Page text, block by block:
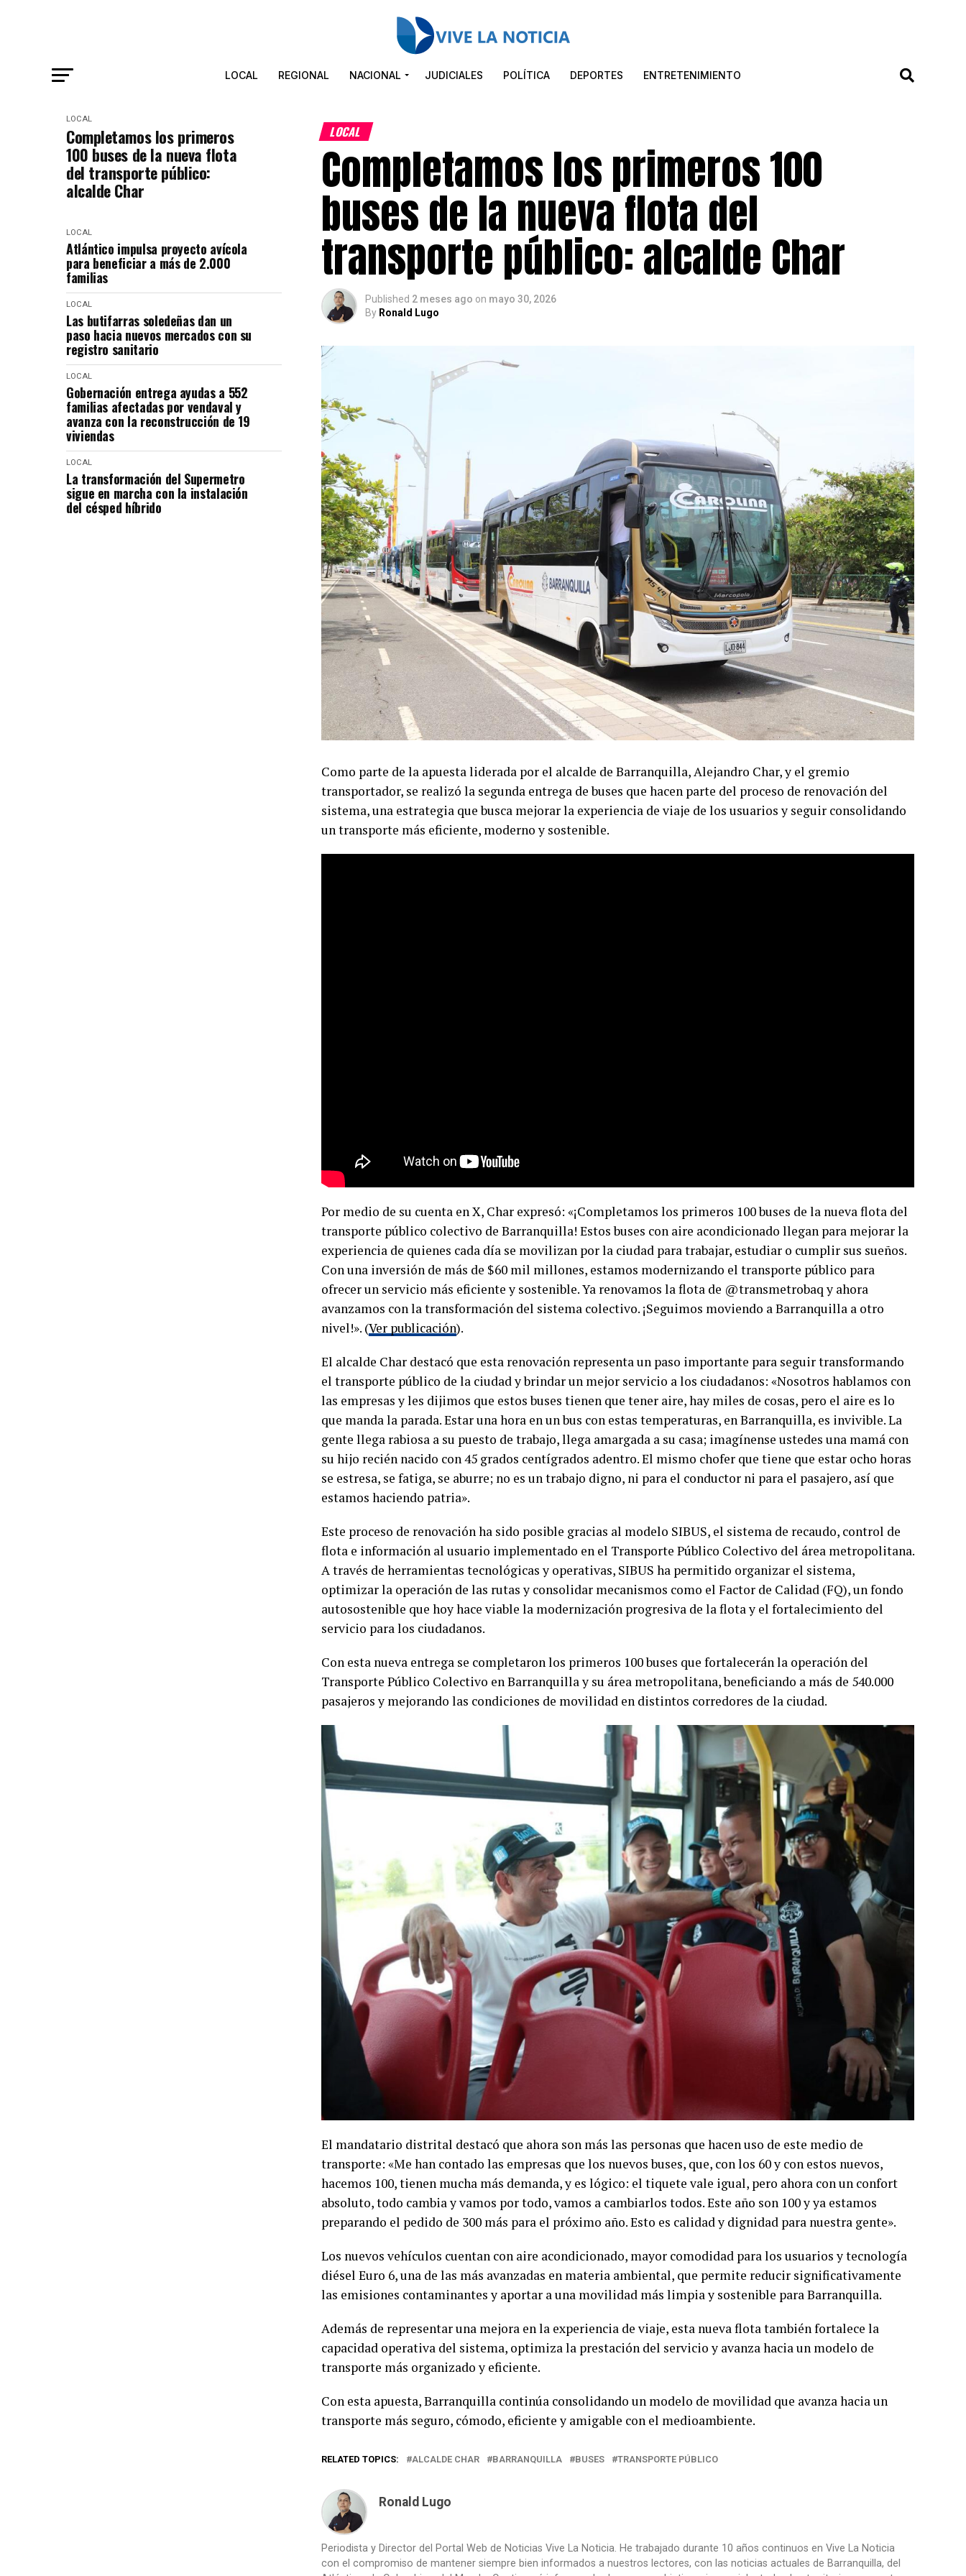
LOCAL REGIONAL NACIONAL JUDICIALES POLÍTICA DEPORTES ENTRETENIMIENTO
LOCAL
Completamos los primeros
100 buses de la nueva flota
del transporte público:
alcalde Char
LOCAL
Atlántico impulsa proyecto avícola
para beneficiar a más de 2.000
familias
LOCAL
Las butifarras soledeñas dan un
paso hacia nuevos mercados con su
registro sanitario
LOCAL
Gobernación entrega ayudas a 552
familias afectadas por vendaval y
avanza con la reconstrucción de 19
viviendas
LOCAL
La transformación del Supermetro
sigue en marcha con la instalación
del césped híbrido
LOCAL
Completamos los primeros 100
buses de la nueva flota del
transporte público: alcalde Char
Published 2 meses ago on mayo 30, 2026
By Ronald Lugo
Como parte de la apuesta liderada por el alcalde de Barranquilla, Alejandro Char, y el gremio
transportador, se realizó la segunda entrega de buses que hacen parte del proceso de renovación del
sistema, una estrategia que busca mejorar la experiencia de viaje de los usuarios y seguir consolidando
un transporte más eficiente, moderno y sostenible.
Por medio de su cuenta en X, Char expresó: «¡Completamos los primeros 100 buses de la nueva flota del
transporte público colectivo de Barranquilla! Estos buses con aire acondicionado llegan para mejorar la
experiencia de quienes cada día se movilizan por la ciudad para trabajar, estudiar o cumplir sus sueños.
Con una inversión de más de $60 mil millones, estamos modernizando el transporte público para
ofrecer un servicio más eficiente y sostenible. Ya renovamos la flota de @transmetrobaq y ahora
avanzamos con la transformación del sistema colectivo. ¡Seguimos moviendo a Barranquilla a otro
nivel!». (Ver publicación).
El alcalde Char destacó que esta renovación representa un paso importante para seguir transformando
el transporte público de la ciudad y brindar un mejor servicio a los ciudadanos: «Nosotros hablamos con
las empresas y les dijimos que estos buses tienen que tener aire, hay miles de cosas, pero el aire es lo
que manda la parada. Estar una hora en un bus con estas temperaturas, en Barranquilla, es invivible. La
gente llega rabiosa a su puesto de trabajo, llega amargada a su casa; imagínense ustedes una mamá con
su hijo recién nacido con 45 grados centígrados adentro. El mismo chofer que tiene que estar ocho horas
se estresa, se fatiga, se aburre; no es un trabajo digno, ni para el conductor ni para el pasajero, así que
estamos haciendo patria».
Este proceso de renovación ha sido posible gracias al modelo SIBUS, el sistema de recaudo, control de
flota e información al usuario implementado en el Transporte Público Colectivo del área metropolitana.
A través de herramientas tecnológicas y operativas, SIBUS ha permitido organizar el sistema,
optimizar la operación de las rutas y consolidar mecanismos como el Factor de Calidad (FQ), un fondo
autosostenible que hoy hace viable la modernización progresiva de la flota y el fortalecimiento del
servicio para los ciudadanos.
Con esta nueva entrega se completaron los primeros 100 buses que fortalecerán la operación del
Transporte Público Colectivo en Barranquilla y su área metropolitana, beneficiando a más de 540.000
pasajeros y mejorando las condiciones de movilidad en distintos corredores de la ciudad.
El mandatario distrital destacó que ahora son más las personas que hacen uso de este medio de
transporte: «Me han contado las empresas que los nuevos buses, que, con los 60 y con estos nuevos,
hacemos 100, tienen mucha más demanda, y es lógico: el tiquete vale igual, pero ahora con un confort
absoluto, todo cambia y vamos por todo, vamos a cambiarlos todos. Este año son 100 y ya estamos
preparando el pedido de 300 más para el próximo año. Esto es calidad y dignidad para nuestra gente».
Los nuevos vehículos cuentan con aire acondicionado, mayor comodidad para los usuarios y tecnología
diésel Euro 6, una de las más avanzadas en materia ambiental, que permite reducir significativamente
las emisiones contaminantes y aportar a una movilidad más limpia y sostenible para Barranquilla.
Además de representar una mejora en la experiencia de viaje, esta nueva flota también fortalece la
capacidad operativa del sistema, optimiza la prestación del servicio y avanza hacia un modelo de
transporte más organizado y eficiente.
Con esta apuesta, Barranquilla continúa consolidando un modelo de movilidad que avanza hacia un
transporte más seguro, cómodo, eficiente y amigable con el medioambiente.
RELATED TOPICS: ALCALDE CHAR BARRANQUILLA BUSES TRANSPORTE PÚBLICO
Ronald Lugo
Periodista y Director del Portal Web de Noticias Vive La Noticia. He trabajado durante 10 años continuos en Vive La Noticia
con el compromiso de mantener siempre bien informados a nuestros lectores, con las noticias actuales de Barranquilla, del